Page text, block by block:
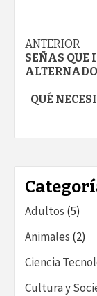
de
ANTERIOR
SEÑAS QUE
QUÉ
Adultos (5)
Animales (2)
Ciencia
Cultura y